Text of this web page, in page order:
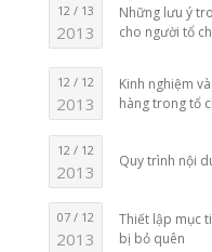
12 / 13
2013
Những lưu ý
cho người tổ
12 / 12
2013
Kinh nghiệm
hàng trong tổ
12 / 12
2013 Quy trình nội
07 / 12
2013
Thiết lập mục
bị bỏ quên